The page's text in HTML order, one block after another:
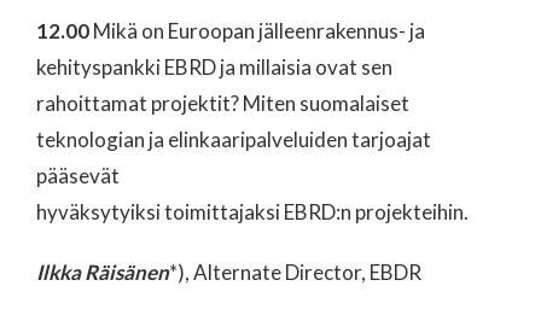
12.00Mikä on Euroopan jälleenrakennus- ja
kehityspankki EBRD ja millaisia ovat sen
rahoittamat projektit? Miten suomalaiset
teknologian ja elinkaaripalveluiden tarjoajat
pääsevät
hyväksytyiksi toimittajaksi EBRD:n projekteihin.
Ilkka Räisänen*), Alternate Director, EBDR